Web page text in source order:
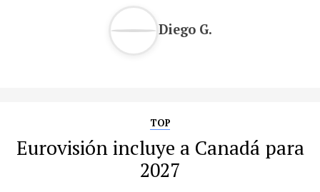
Diego G.
TOP
Eurovisión incluye a Canadá para
2027